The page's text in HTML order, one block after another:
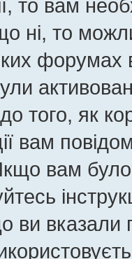
то вам
ні, то
форумах
того, як
вам
вам
ви